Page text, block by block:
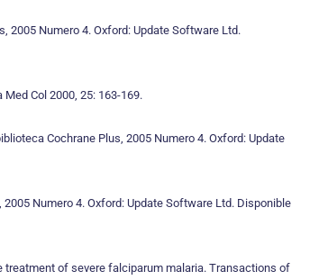
2005 Numero 4. Oxford: Update Software Ltd.
Col 2000, 25: 163-169.
Cochrane Plus, 2005 Numero 4. Oxford: Update
Numero 4. Oxford: Update Software Ltd. Disponible
treatment of severe falciparum malaria. Transactions of